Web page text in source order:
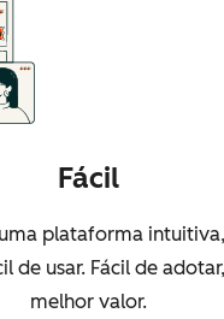
Fácil
plataforma
de usar. Fácil de
melhor valor.